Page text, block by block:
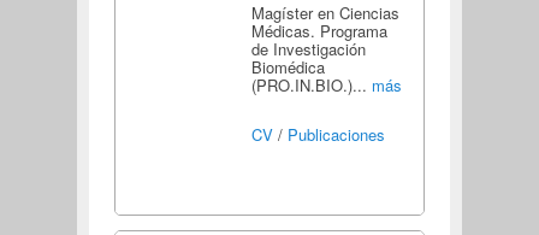
Magíster en Ciencias
Médicas. Programa
de Investigación
Biomédica
(PRO.IN.BIO.)... más
CV/ Publicaciones